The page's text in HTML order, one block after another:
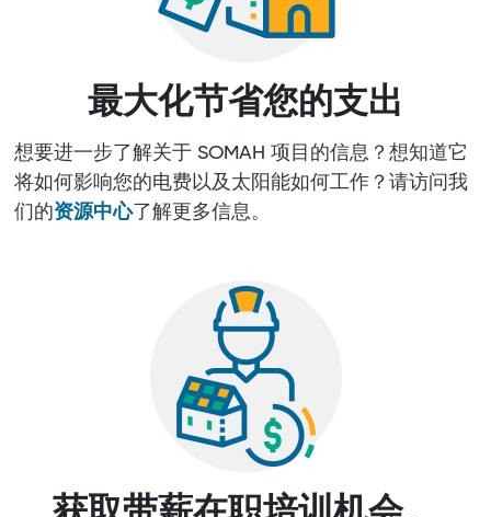
最大化节省您的支出
想要进一步了解关于 SOMAH 项目的信息？想知道它
将如何影响您的电费以及太阳能如何工作？请访问我
们的资源中心了解更多信息。